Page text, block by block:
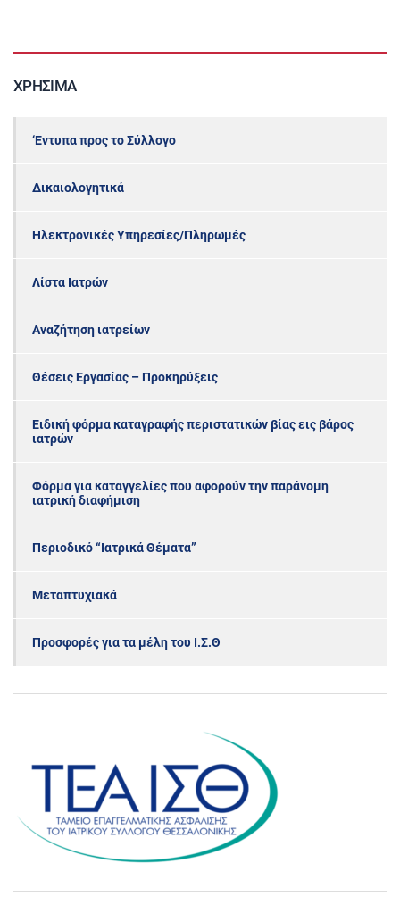
ΧΡΉΣΙΜΑ
‘Εντυπα προς το Σύλλογο
Δικαιολογητικά
Ηλεκτρονικές Υπηρεσίες/Πληρωμές
Λίστα Ιατρών
Αναζήτηση ιατρείων
Θέσεις Εργασίας – Προκηρύξεις
Ειδική φόρμα καταγραφής περιστατικών βίας εις βάρος
ιατρών
Φόρμα για καταγγελίες που αφορούν την παράνομη
ιατρική διαφήμιση
Περιοδικό “Ιατρικά Θέματα”
Μεταπτυχιακά
Προσφορές για τα μέλη του Ι.Σ.Θ